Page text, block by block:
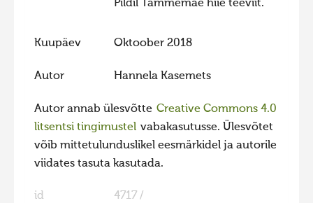
Pildil Tammemäe hiie teeviit.
Kuupäev Oktoober 2018
Autor Hannela Kasemets
Autor annab ülesvõtte Creative Commons 4.0
litsentsi tingimustel vabakasutusse. Ülesvõtet
võib mittetulunduslikel eesmärkidel ja autorile
viidates tasuta kasutada.
id 4717 /